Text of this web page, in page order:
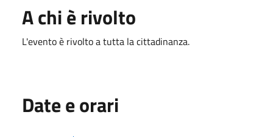
A chi è rivolto
L'evento è rivolto a tutta la cittadinanza.
Date e orari